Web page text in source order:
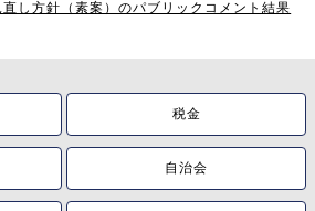
し方針（素案）のパブリックコメント結果
税金
自治会